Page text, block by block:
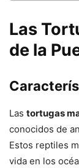
Las
de la
Las tortugas
conocidos de
Estos reptiles
vida en los